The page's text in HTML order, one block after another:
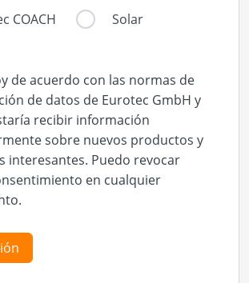
COACH Solar
de acuerdo con las normas de
de datos de Eurotec GmbH y
recibir información
sobre nuevos productos y
interesantes. Puedo revocar
en cualquier